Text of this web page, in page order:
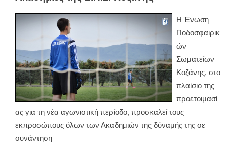
Η Ένωση
Ποδοσφαιρικ
ών
Σωματείων
Κοζάνης, στο
πλαίσιο της
προετοιμασί
ας για τη νέα αγωνιστική περίοδο, προσκαλεί τους
εκπροσώπους όλων των Ακαδημιών της δύναμής της σε
συνάντηση